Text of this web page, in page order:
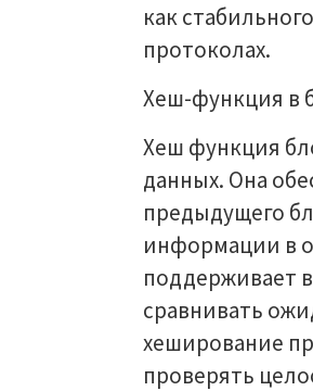
как
протоколах.
Хеш-функция в
Хеш функция
данных. Она
предыдущего
информации в
поддерживает
сравнивать
хеширование
проверять